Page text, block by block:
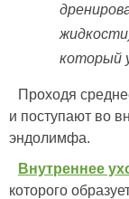
который
Проходя
и поступают во
эндолимфа.
Внутреннее
которого